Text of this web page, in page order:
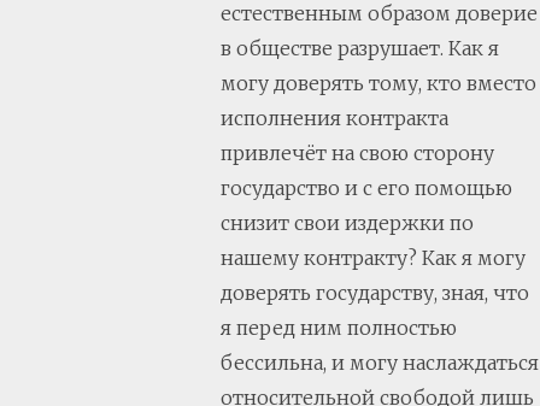
естественным образом доверие
в обществе разрушает. Как я
могу доверять тому, кто вместо
исполнения контракта
привлечёт на свою сторону
государство и с его помощью
снизит свои издержки по
нашему контракту? Как я могу
доверять государству, зная, что
я перед ним полностью
бессильна, и могу наслаждаться
относительной свободой лишь